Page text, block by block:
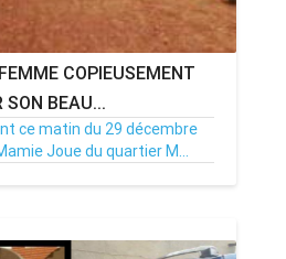
COPIEUSEMENT
SON BEAU...
ce matin du 29 décembre
Joue du quartier M...
MenouActu 0